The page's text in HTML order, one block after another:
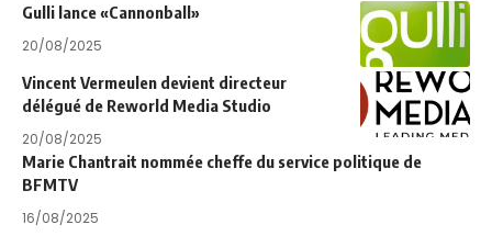
Gulli lance «Cannonball»
20/08/2025
Vincent Vermeulen devient directeur
délégué de Reworld Media Studio
20/08/2025
Marie Chantrait nommée cheffe du service politique de
BFMTV
16/08/2025